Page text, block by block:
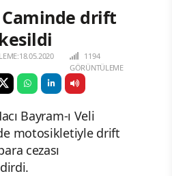
Caminde drift
1194
GÖRÜNTÜLEME
Bayram-ı Veli
motosikletiyle drift
cezası